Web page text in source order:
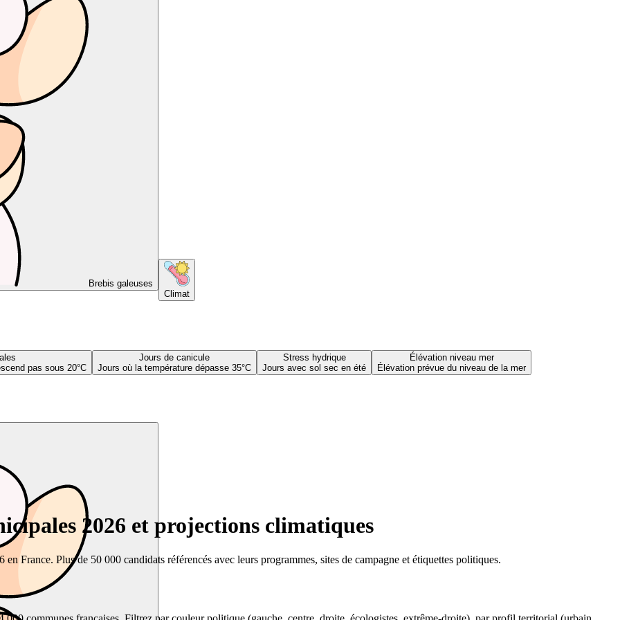
Brebis galeuses
Climat
pas sous 20°C
Jours de canicule
Jours où la température dépasse 35°C
Stress hydrique
Jours avec sol sec en été
Élévation niveau mer
Élévation prévue du niveau de la mer
2026 et projections climatiques
France. Plus de 50 000 candidats référencés avec leurs programmes, sites de campagne et étiquettes politiques.